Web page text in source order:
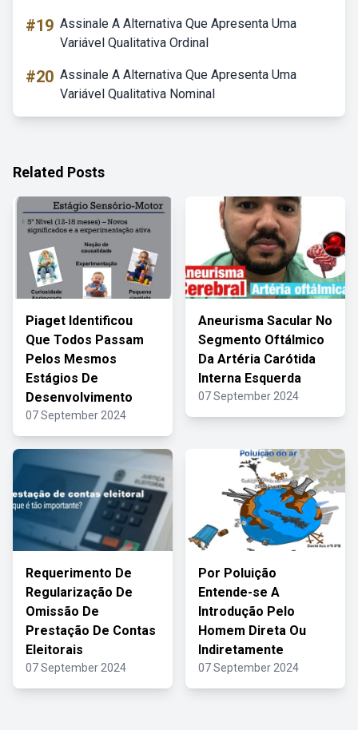
#19 Assinale A Alternativa Que Apresenta Uma
Variável Qualitativa Ordinal
#20 Assinale A Alternativa Que Apresenta Uma
Variável Qualitativa Nominal
Related Posts
Piaget Identificou
Que Todos Passam
Pelos Mesmos
Estágios De
Desenvolvimento
07 September 2024
Aneurisma Sacular No
Segmento Oftálmico
Da Artéria Carótida
Interna Esquerda
07 September 2024
Requerimento De
Regularização De
Omissão De
Prestação De Contas
Eleitorais
07 September 2024
Por Poluição
Entende-se A
Introdução Pelo
Homem Direta Ou
Indiretamente
07 September 2024